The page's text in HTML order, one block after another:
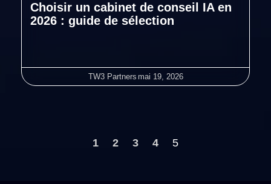
Choisir un cabinet de conseil IA en
2026 : guide de sélection
TW3 Partners mai 19, 2026
1 2 3 4 5